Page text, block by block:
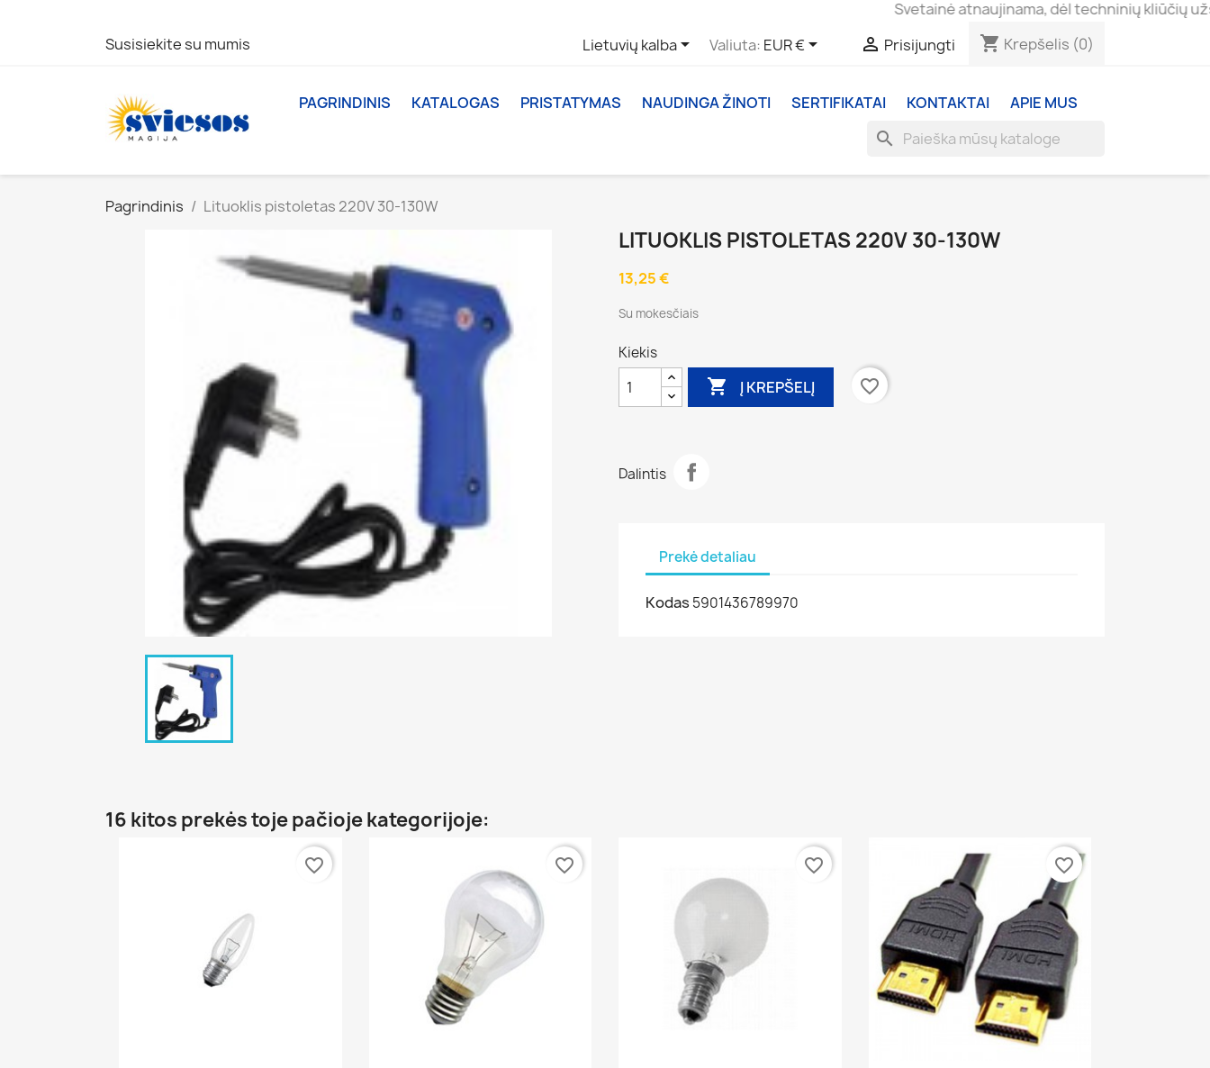
Svetainė atnaujinama, dėl techninių kliūčių
Susisiekite su mumis
Lietuvių kalba Valiuta: EUR €  Prisijungti shopping_cart Krepšelis (0)
PAGRINDINIS KATALOGAS PRISTATYMAS NAUDINGA ŽINOTI SERTIFIKATAI KONTAKTAI APIE MUS
search
Pagrindinis Lituoklis pistoletas 220V 30-130W
LITUOKLIS PISTOLETAS 220V 30-130W
13,25 €
Su mokesčiais
Kiekis
 Į KREPŠELĮ favorite_border
Dalintis
Prekė detaliau
Kodas 5901436789970
16 kitos prekės toje pačioje kategorijoje:
favorite_border favorite_border favorite_border favorite_border